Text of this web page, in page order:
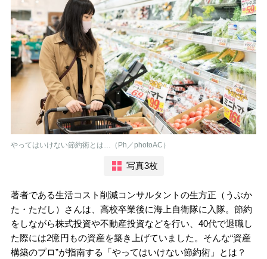
やってはいけない節約術とは…（Ph／photoAC）
写真3枚
著者である生活コスト削減コンサルタントの生方正（うぶか
た・ただし）さんは、高校卒業後に海上自衛隊に入隊。節約
をしながら株式投資や不動産投資などを行い、40代で退職し
た際には2億円もの資産を築き上げていました。そんな“資産
構築のプロ”が指南する「やってはいけない節約術」とは？